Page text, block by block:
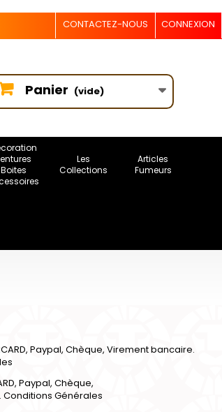
CONNEXION
CONTACTEZ-NOUS
Panier (vide)
Boites
Les
Collections
Articles
Fumeurs
Paypal, Chèque,
Générales